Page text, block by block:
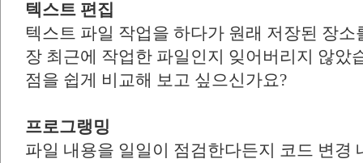
텍스트 편집
텍스트 파일 작업을 하다가 원래 저장된 장
장 최근에 작업한 파일인지 잊어버리지 않았
점을 쉽게 비교해 보고 싶으신가요?
프로그랭밍
파일 내용을 일일이 점검한다든지 코드 변경